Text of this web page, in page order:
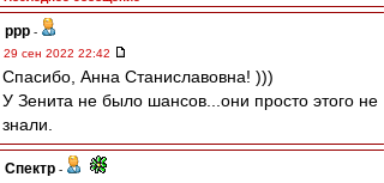
ppp -
29 сен 2022 22:42
Спасибо, Анна Станиславовна! )))
У Зенита не было шансов...они просто этого не
знали.
Спектр -